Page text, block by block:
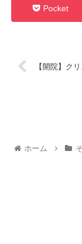
Pocket
【開院】ク
ホーム